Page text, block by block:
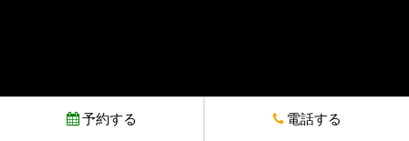
予約する 電話する